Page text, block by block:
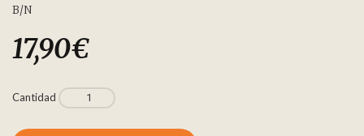
B/N
17,90€
Cantidad